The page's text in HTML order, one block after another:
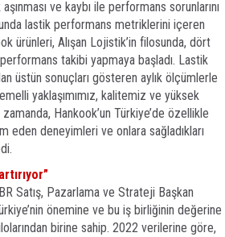
ve kaybı ile performans sorunlarını
lastik performans metriklerini içeren
ürünleri, Alışan Lojistik’in filosunda, dört
takibi yapmaya başladı. Lastik
üstün sonuçları gösteren aylık ölçümlerle
yaklaşımımız, kalitemiz ve yüksek
Hankook’un Türkiye’de özellikle
eden deneyimleri ve onlara sağladıkları
Satış, Pazarlama ve Strateji Başkan
önemine ve bu iş birliğinin değerine
birine sahip. 2022 verilerine göre,